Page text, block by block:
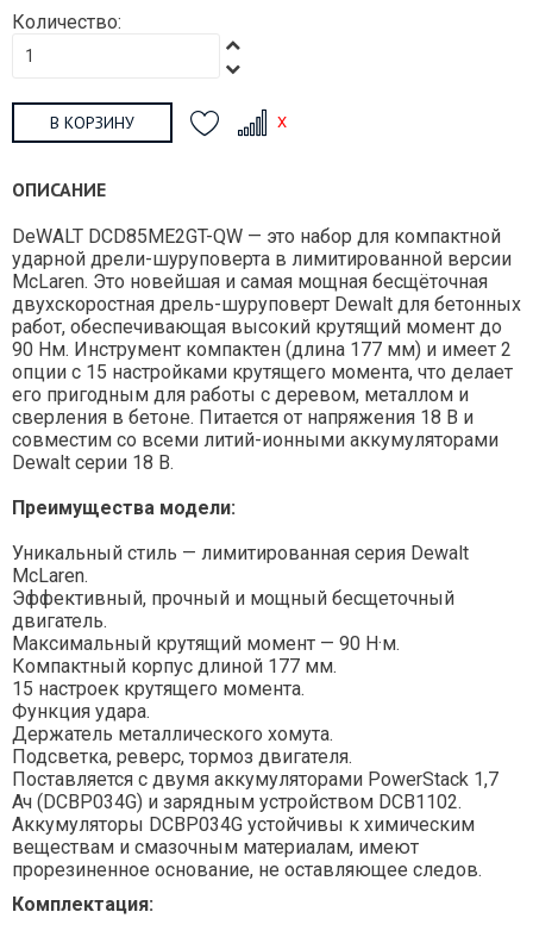
Количество:
В КОРЗИНУ
ОПИСАНИЕ
DeWALT DCD85ME2GT-QW — это набор для компактной
ударной дрели-шуруповерта в лимитированной версии
McLaren. Это новейшая и самая мощная бесщёточная
двухскоростная дрель-шуруповерт Dewalt для бетонных
работ, обеспечивающая высокий крутящий момент до
90 Нм. Инструмент компактен (длина 177 мм) и имеет 2
опции с 15 настройками крутящего момента, что делает
его пригодным для работы с деревом, металлом и
сверления в бетоне. Питается от напряжения 18 В и
совместим со всеми литий-ионными аккумуляторами
Dewalt серии 18 В.
Преимущества модели:
Уникальный стиль — лимитированная серия Dewalt
McLaren.
Эффективный, прочный и мощный бесщеточный
двигатель.
Максимальный крутящий момент — 90 Н·м.
Компактный корпус длиной 177 мм.
15 настроек крутящего момента.
Функция удара.
Держатель металлического хомута.
Подсветка, реверс, тормоз двигателя.
Поставляется с двумя аккумуляторами PowerStack 1,7
Ач (DCBP034G) и зарядным устройством DCB1102.
Аккумуляторы DCBP034G устойчивы к химическим
веществам и смазочным материалам, имеют
прорезиненное основание, не оставляющее следов.
Комплектация: